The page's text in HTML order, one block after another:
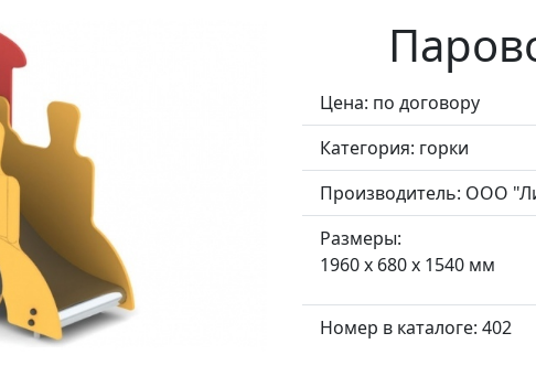
Цена: по договору
Категория: горки
Производитель: ООО
Размеры:
1960 x 680 x 1540 мм
Номер в каталоге: 402